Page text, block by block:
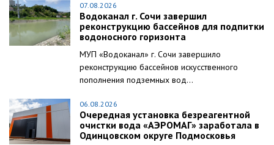
07.08.2026
Водоканал г. Сочи завершил
реконструкцию бассейнов для подпитки
водоносного горизонта
МУП «Водоканал» г. Сочи завершило
реконструкцию бассейнов искусственного
пополнения подземных вод...
06.08.2026
Очередная установка безреагентной
очистки вода «АЭРОМАГ» заработала в
Одинцовском округе Подмосковья